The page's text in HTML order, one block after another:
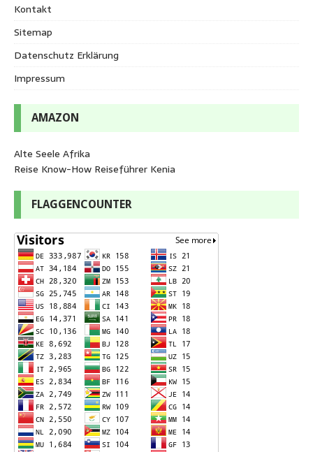
Kontakt
Sitemap
Datenschutz Erklärung
Impressum
AMAZON
Alte Seele Afrika
Reise Know-How Reiseführer Kenia
FLAGGENCOUNTER